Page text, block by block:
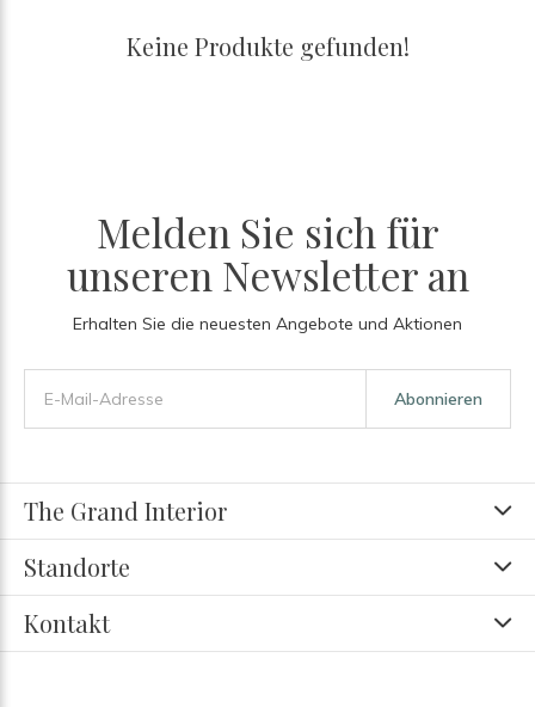
Keine Produkte gefunden!
Melden Sie sich für
unseren Newsletter an
Erhalten Sie die neuesten Angebote und Aktionen
Abonnieren
The Grand Interior
Standorte
Kontakt